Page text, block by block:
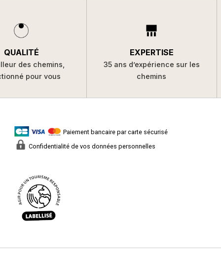
QUALITÉ
des chemins,
pour vous
EXPERTISE
35 ans d’expérience sur les
chemins
Paiement bancaire par carte sécurisé
Confidentialité de vos données personnelles